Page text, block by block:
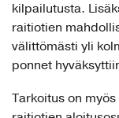
kilpailutusta.
raitiotien
välittömästi yli
ponnet
Tarkoitus on